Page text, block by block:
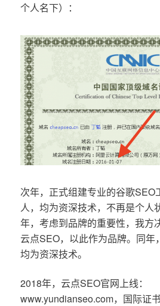
个人名下）：
次年，正式组建专业的谷歌SEO
人，均为资深技术，不再是个人
年，考虑到品牌的重要性，我方
云点SEO，以此作为品牌。同年
均为资深技术。
2018年，云点SEO官网上线：
www.yundianseo.com，国际证